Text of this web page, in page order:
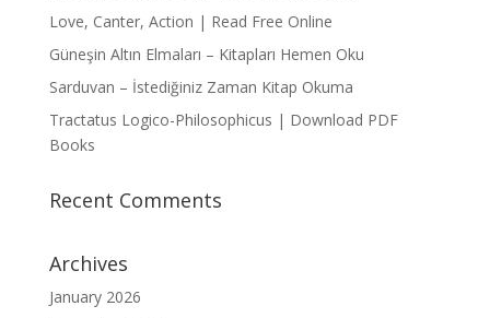
Love, Canter, Action | Read Free Online
Güneşin Altın Elmaları – Kitapları Hemen Oku
Sarduvan – İstediğiniz Zaman Kitap Okuma
Tractatus Logico-Philosophicus | Download PDF
Books
Recent Comments
Archives
January 2026